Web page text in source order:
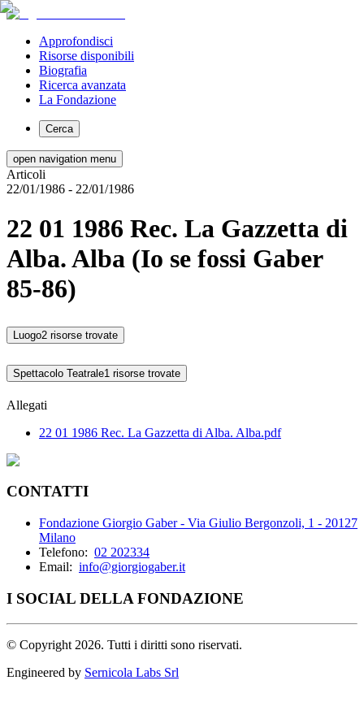
Approfondisci
Risorse disponibili
Biografia
Ricerca avanzata
La Fondazione
Cerca
open navigation menu
Articoli
22/01/1986 - 22/01/1986
22 01 1986 Rec. La Gazzetta di
Alba. Alba (Io se fossi Gaber
85-86)
Luogo2 risorse trovate
Spettacolo Teatrale1 risorse trovate
Allegati
22 01 1986 Rec. La Gazzetta di Alba. Alba.pdf
CONTATTI
Fondazione Giorgio Gaber - Via Giulio Bergonzoli, 1 - 20127
Milano
Telefono: 02 202334
Email: info@giorgiogaber.it
I SOCIAL DELLA FONDAZIONE
© Copyright 2026. Tutti i diritti sono riservati.
Engineered by Sernicola Labs Srl